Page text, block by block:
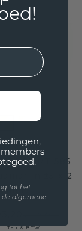
585
±5 x 2
mm
Tax & BTW
members
tot het
algemene